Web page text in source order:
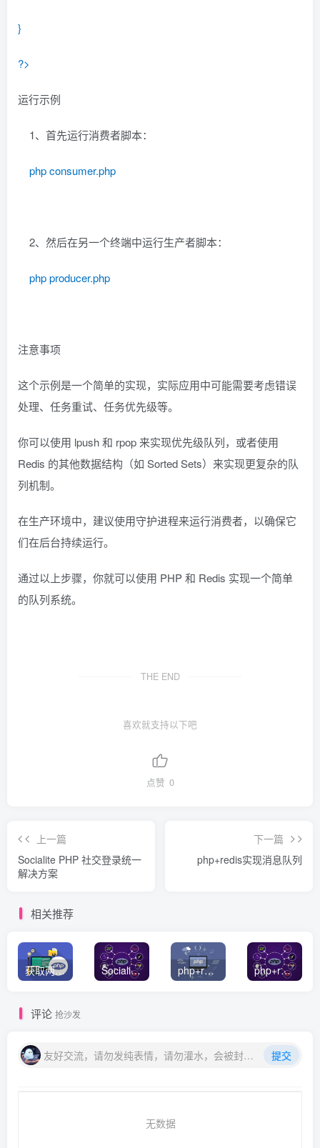
}
?>
运行示例
1、首先运行消费者脚本：
php consumer.php
2、然后在另一个终端中运行生产者脚本：
php producer.php
注意事项
这个示例是一个简单的实现，实际应用中可能需要考虑错误
处理、任务重试、任务优先级等。
你可以使用 lpush 和 rpop 来实现优先级队列，或者使用
Redis 的其他数据结构（如 Sorted Sets）来实现更复杂的队
列机制。
在生产环境中，建议使用守护进程来运行消费者，以确保它
们在后台持续运行。
通过以上步骤，你就可以使用 PHP 和 Redis 实现一个简单
的队列系统。
THE END
喜欢就支持以下吧
点赞 0
上一篇
Socialite PHP 社交登录统一
解决方案
下一篇
php+redis实现消息队列
相关推荐
获取两个数组的交集或者并集数据 Socialite PHP 社交登录统一解决方案 php+redis简单队列实例 php+redis实现消息队列
评论 抢沙发
友好交流，请勿发纯表情，请勿灌水，会被封号喔 提交
无数据